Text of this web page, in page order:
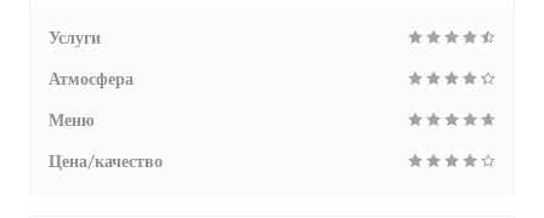
Услуги
Атмосфера
Меню
Цена/качество